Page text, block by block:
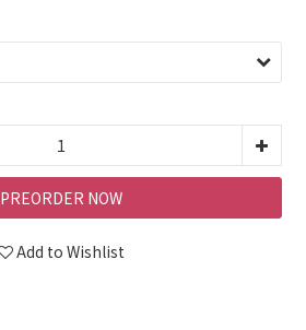
PREORDER NOW
Add to Wishlist